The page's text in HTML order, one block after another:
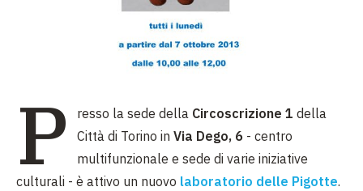
P resso la sede della Circoscrizione 1 della
Città di Torino in Via Dego, 6 - centro
multifunzionale e sede di varie iniziative
culturali - è attivo un nuovo laboratorio delle Pigotte.